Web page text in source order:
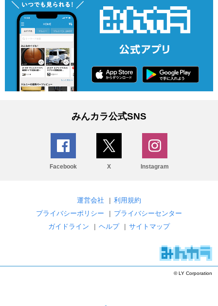
みんカラ公式SNS
Facebook X Instagram
運営会社 | 利用規約
プライバシーポリシー
| プライバシーセンター
ガイドライン
| ヘルプ | サイトマップ
© LY Corporation